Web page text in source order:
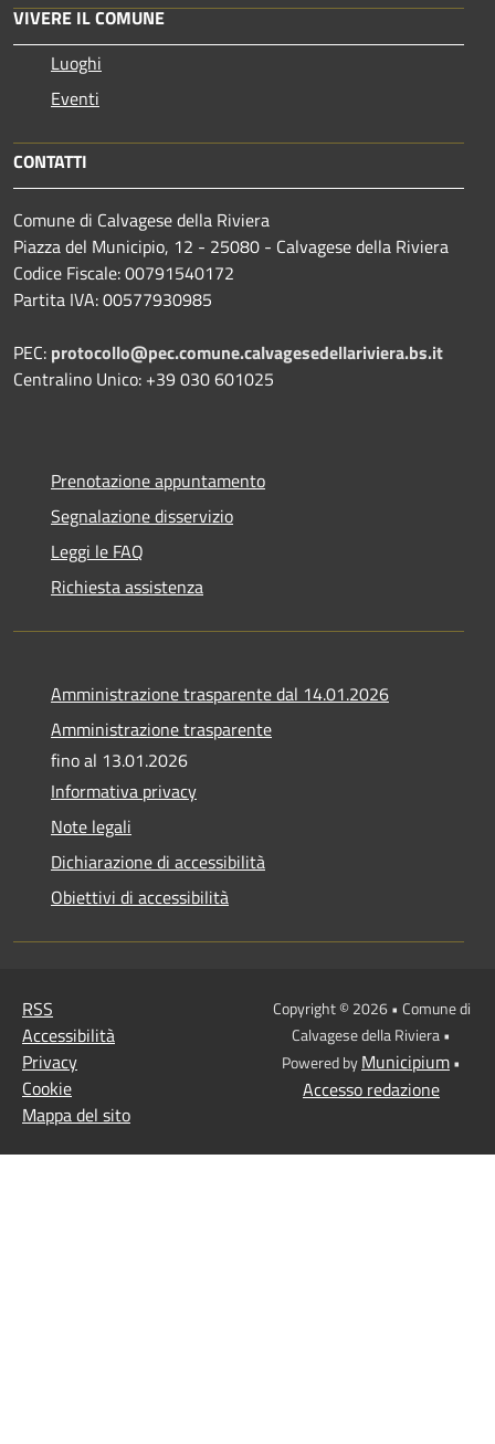
VIVERE IL COMUNE
Luoghi
Eventi
CONTATTI
Comune di Calvagese della Riviera
Piazza del Municipio, 12 - 25080 - Calvagese della Riviera
Codice Fiscale: 00791540172
Partita IVA: 00577930985
PEC: protocollo@pec.comune.calvagesedellariviera.bs.it
Centralino Unico: +39 030 601025
Prenotazione appuntamento
Segnalazione disservizio
Leggi le FAQ
Richiesta assistenza
Amministrazione trasparente dal 14.01.2026
Amministrazione trasparente
fino al 13.01.2026
Informativa privacy
Note legali
Dichiarazione di accessibilità
Obiettivi di accessibilità
RSS
Accessibilità
Privacy
Cookie
Mappa del sito
Copyright © 2026 • Comune di
Calvagese della Riviera •
Powered byMunicipium•
Accesso redazione